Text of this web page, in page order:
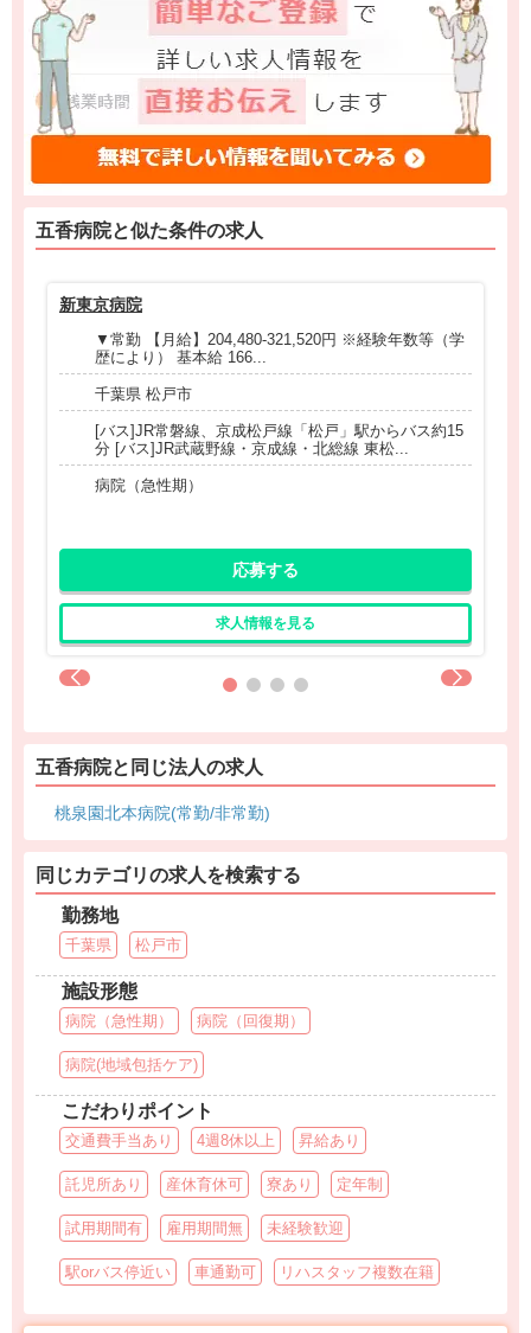
五香病院と似た条件の求人
新東京病院
▼常勤 【月給】204,480-321,520円 ※経験年数等（学
歴により） 基本給 166...
千葉県 松戸市
[バス]JR常磐線、京成松戸線「松戸」駅からバス約15
分 [バス]JR武蔵野線・京成線・北総線 東松...
病院（急性期）
応募する
求人情報を見る
五香病院と同じ法人の求人
桃泉園北本病院(常勤/非常勤)
同じカテゴリの求人を検索する
勤務地
千葉県 松戸市
施設形態
病院（急性期） 病院（回復期）
病院(地域包括ケア)
こだわりポイント
交通費手当あり 4週8休以上 昇給あり
託児所あり 産休育休可 寮あり 定年制
試用期間有 雇用期間無 未経験歓迎
駅orバス停近い 車通勤可 リハスタッフ複数在籍